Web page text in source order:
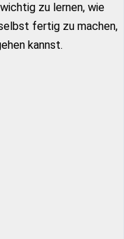
zu lernen, wie
fertig zu machen,
kannst.